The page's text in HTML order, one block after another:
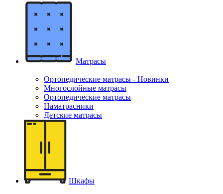
Матрасы
Ортопедические матрасы - Новинки
Многослойные матрасы
Ортопедические матрасы
Наматрасники
Детские матрасы
Шкафы